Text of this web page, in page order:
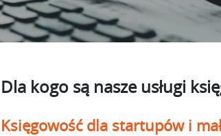
Dla kogo są nasze usługi
Księgowość dla startupów i